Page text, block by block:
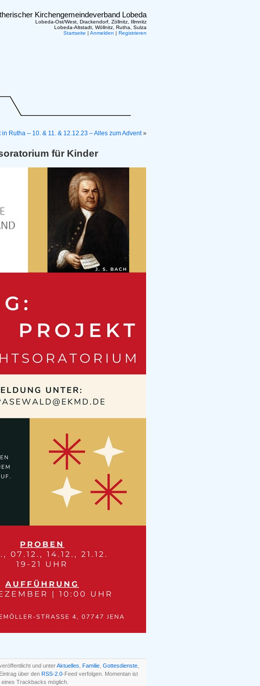
Kirchengemeindeverband Lobeda
Lobeda-Ost/West, Drackendorf, Zöllnitz, Illmnitz
Lobeda-Altstadt, Wöllnitz, Rutha, Sulza
Startseite | Anmelden | Registrieren
in Rutha – 10. & 11. & 12.12.23 – Alles zum Advent»
für Kinder
und unterAktuelles Familie Gottesdienste
über den RSS-2.0-Feed verfolgen. Momentan ist
Trackbacks möglich.